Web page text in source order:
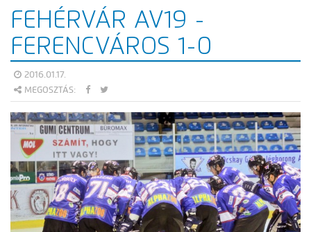
FEHÉRVÁR AV19 -
FERENCVÁROS 1-0
2016.01.17.
MEGOSZTÁS: